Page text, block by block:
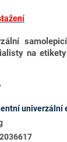
na etikety
univerzální